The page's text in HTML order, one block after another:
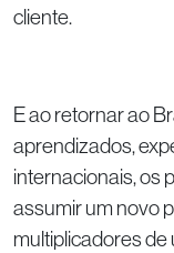
cliente.
E ao retornar ao
aprendizados,
internacionais, os
assumir um novo
multiplicadores